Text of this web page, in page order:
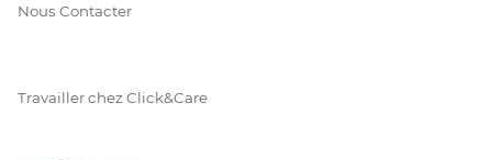
Nous Contacter
Travailler chez Click&Care